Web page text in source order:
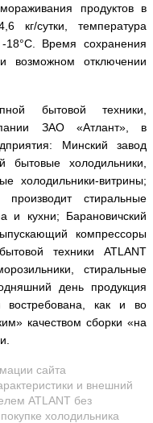
продуктов в
кг/сутки, температура
18°С. Время сохранения
возможном отключении
бытовой техники,
ЗАО «Атлант», в
Минский завод
бытовые холодильники,
холодильники-витрины;
стиральные
кухни; Барановичский
компрессоры
техники ATLANT
стиральные
день продукция
востребована, как и во
качеством сборки «на
сайта
и внешний
ATLANT без
холодильника